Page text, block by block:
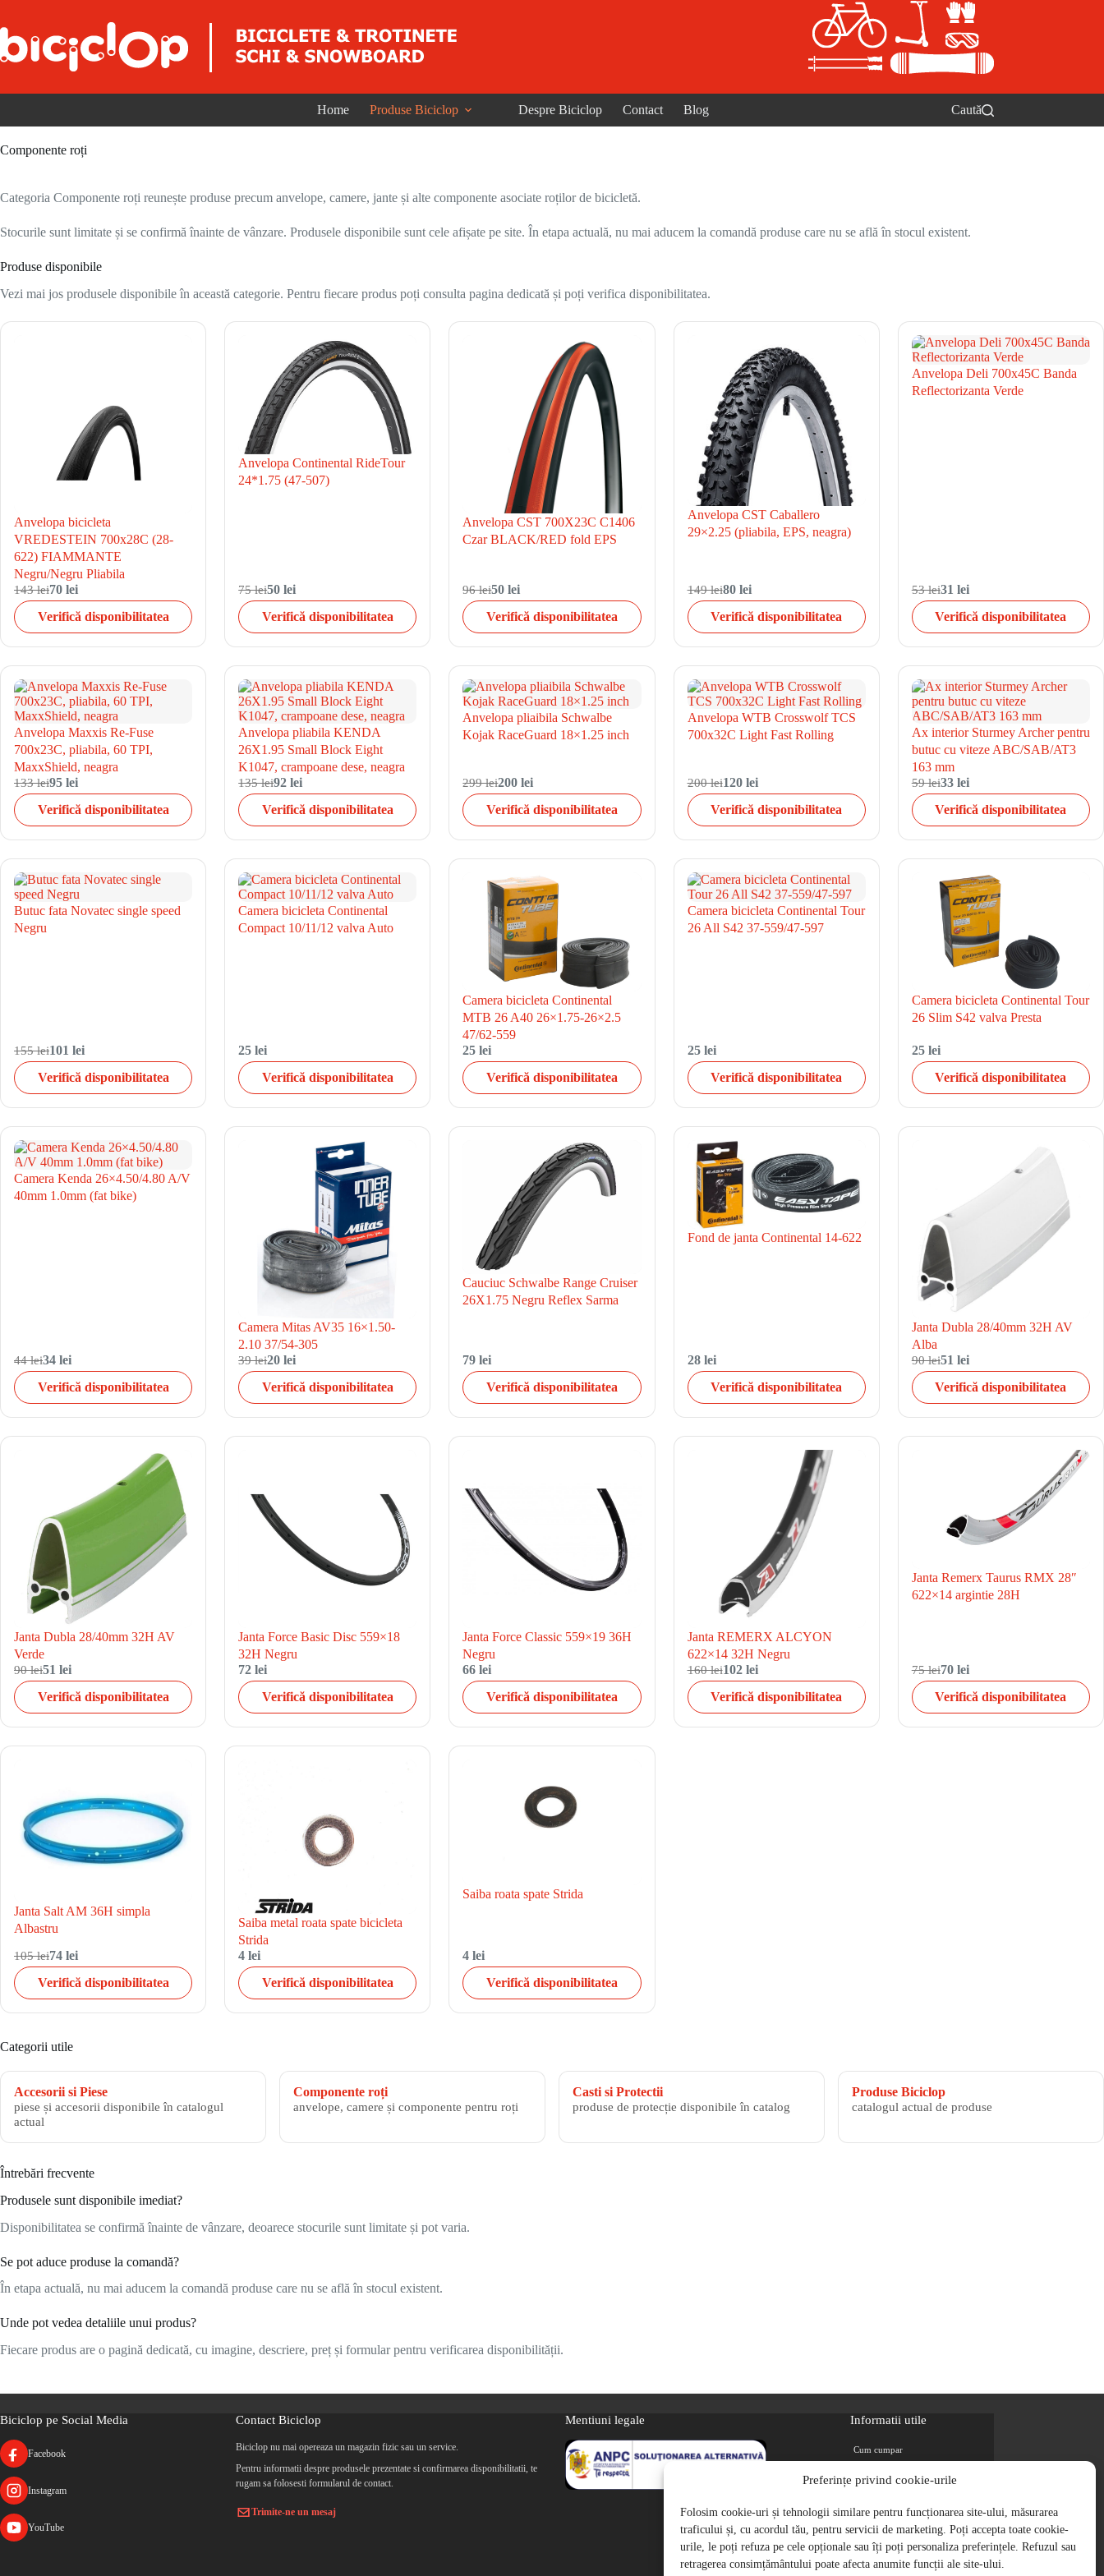
Preferințe privind cookie-urile
Folosim cookie-uri și tehnologii similare pentru funcționarea site-ului, măsurarea
traficului și, cu acordul tău, pentru servicii de marketing. Poți accepta toate cookie-
urile, le poți refuza pe cele opționale sau îți poți personaliza preferințele. Refuzul sau
retragerea consimțământului poate afecta anumite funcții ale site-ului.
Home Produse Biciclop Despre Biciclop Contact Blog Caută
Componente roți
Categoria Componente roți reunește produse precum anvelope, camere, jante și alte componente asociate roților de bicicletă.
Stocurile sunt limitate și se confirmă înainte de vânzare. Produsele disponibile sunt cele afișate pe site. În etapa actuală, nu mai aducem la comandă produse care nu se află în stocul existent.
Produse disponibile
Vezi mai jos produsele disponibile în această categorie. Pentru fiecare produs poți consulta pagina dedicată și poți verifica disponibilitatea.
Anvelopa bicicleta
VREDESTEIN 700x28C (28-
622) FIAMMANTE
Negru/Negru Pliabila
143 lei70 lei
Verifică disponibilitatea
Anvelopa Continental RideTour
24*1.75 (47-507)
75 lei50 lei
Verifică disponibilitatea
Anvelopa CST 700X23C C1406
Czar BLACK/RED fold EPS
96 lei50 lei
Verifică disponibilitatea
Anvelopa CST Caballero
29×2.25 (pliabila, EPS, neagra)
149 lei80 lei
Verifică disponibilitatea
Anvelopa Deli 700x45C Banda
Reflectorizanta Verde
53 lei31 lei
Verifică disponibilitatea
Anvelopa Maxxis Re-Fuse
700x23C, pliabila, 60 TPI,
MaxxShield, neagra
133 lei95 lei
Verifică disponibilitatea
Anvelopa pliabila KENDA
26X1.95 Small Block Eight
K1047, crampoane dese, neagra
135 lei92 lei
Verifică disponibilitatea
Anvelopa pliaibila Schwalbe
Kojak RaceGuard 18×1.25 inch
299 lei200 lei
Verifică disponibilitatea
Anvelopa WTB Crosswolf TCS
700x32C Light Fast Rolling
200 lei120 lei
Verifică disponibilitatea
Ax interior Sturmey Archer pentru
butuc cu viteze ABC/SAB/AT3
163 mm
59 lei33 lei
Verifică disponibilitatea
Butuc fata Novatec single speed
Negru
155 lei101 lei
Verifică disponibilitatea
Camera bicicleta Continental
Compact 10/11/12 valva Auto
25 lei
Verifică disponibilitatea
Camera bicicleta Continental
MTB 26 A40 26×1.75-26×2.5
47/62-559
25 lei
Verifică disponibilitatea
Camera bicicleta Continental Tour
26 All S42 37-559/47-597
25 lei
Verifică disponibilitatea
Camera bicicleta Continental Tour
26 Slim S42 valva Presta
25 lei
Verifică disponibilitatea
Camera Kenda 26×4.50/4.80 A/V
40mm 1.0mm (fat bike)
44 lei34 lei
Verifică disponibilitatea
Camera Mitas AV35 16×1.50-
2.10 37/54-305
39 lei20 lei
Verifică disponibilitatea
Cauciuc Schwalbe Range Cruiser
26X1.75 Negru Reflex Sarma
79 lei
Verifică disponibilitatea
Fond de janta Continental 14-622
28 lei
Verifică disponibilitatea
Janta Dubla 28/40mm 32H AV
Alba
90 lei51 lei
Verifică disponibilitatea
Janta Dubla 28/40mm 32H AV
Verde
90 lei51 lei
Verifică disponibilitatea
Janta Force Basic Disc 559×18
32H Negru
72 lei
Verifică disponibilitatea
Janta Force Classic 559×19 36H
Negru
66 lei
Verifică disponibilitatea
Janta REMERX ALCYON
622×14 32H Negru
160 lei102 lei
Verifică disponibilitatea
Janta Remerx Taurus RMX 28″
622×14 argintie 28H
75 lei70 lei
Verifică disponibilitatea
Janta Salt AM 36H simpla
Albastru
105 lei74 lei
Verifică disponibilitatea
Saiba metal roata spate bicicleta
Strida
4 lei
Verifică disponibilitatea
Saiba roata spate Strida
4 lei
Verifică disponibilitatea
Categorii utile
Accesorii si Piese
piese și accesorii disponibile în catalogul
actual
Componente roți
anvelope, camere și componente pentru roți
Casti si Protectii
produse de protecție disponibile în catalog
Produse Biciclop
catalogul actual de produse
Întrebări frecvente
Produsele sunt disponibile imediat?
Disponibilitatea se confirmă înainte de vânzare, deoarece stocurile sunt limitate și pot varia.
Se pot aduce produse la comandă?
În etapa actuală, nu mai aducem la comandă produse care nu se află în stocul existent.
Unde pot vedea detaliile unui produs?
Fiecare produs are o pagină dedicată, cu imagine, descriere, preț și formular pentru verificarea disponibilității.
Biciclop pe Social Media
Facebook
Instagram
YouTube
Contact Biciclop
Biciclop nu mai opereaza un magazin fizic sau un service.
Pentru informatii despre produsele prezentate si confirmarea disponibilitatii, te
rugam sa folosesti formularul de contact.
Trimite-ne un mesaj
Mentiuni legale Informatii utile
Cum cumpar
Magazine partenere
Retur
Cariere
Politica de Confidentialitate